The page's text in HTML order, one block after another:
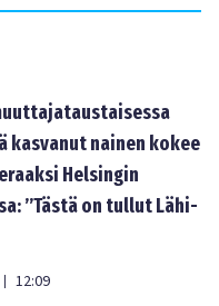
kasvanut nainen kokee
Helsingin
”Tästä on tullut Lähi-
| 12:09